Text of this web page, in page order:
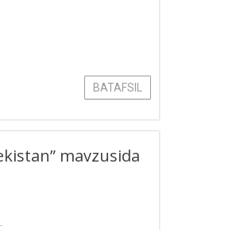
BATAFSIL
mavzusida